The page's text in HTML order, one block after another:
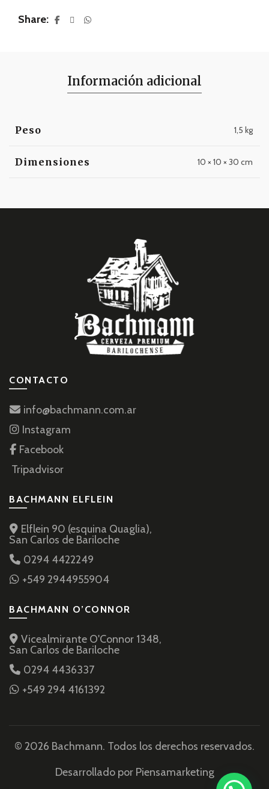
Share
Información adicional
Peso 1,5 kg
Dimensiones 10 × 10 × 30 cm
CONTACTO
info@bachmann.com.ar
Instagram
Facebook
Tripadvisor
BACHMANN ELFLEIN
Elflein 90 (esquina Quaglia),
San Carlos de Bariloche
0294 4422249
+549 2944955904
BACHMANN O’CONNOR
Vicealmirante O'Connor 1348,
San Carlos de Bariloche
0294 4436337
+549 294 4161392
© 2026 Bachmann. Todos los derechos reservados.
Desarrollado por Piensamarketing